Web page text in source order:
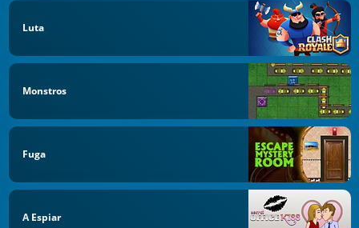
Luta
Monstros
Fuga
A Espiar